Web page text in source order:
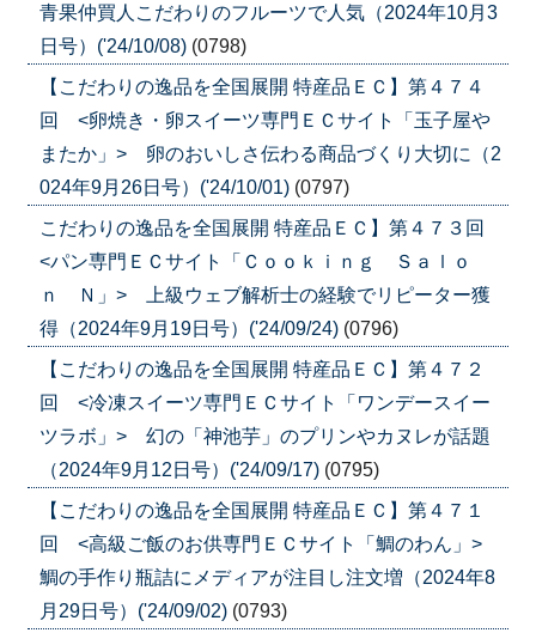
青果仲買人こだわりのフルーツで人気（2024年10月3
日号）('24/10/08) (0798)
【こだわりの逸品を全国展開 特産品ＥＣ】第４７４
回 <卵焼き・卵スイーツ専門ＥＣサイト「玉子屋や
またか」> 卵のおいしさ伝わる商品づくり大切に（2
024年9月26日号）('24/10/01) (0797)
こだわりの逸品を全国展開 特産品ＥＣ】第４７３回
<パン専門ＥＣサイト「Ｃｏｏｋｉｎｇ Ｓａｌｏ
ｎ Ｎ」> 上級ウェブ解析士の経験でリピーター獲
得（2024年9月19日号）('24/09/24) (0796)
【こだわりの逸品を全国展開 特産品ＥＣ】第４７２
回 <冷凍スイーツ専門ＥＣサイト「ワンデースイー
ツラボ」> 幻の「神池芋」のプリンやカヌレが話題
（2024年9月12日号）('24/09/17) (0795)
【こだわりの逸品を全国展開 特産品ＥＣ】第４７１
回 <高級ご飯のお供専門ＥＣサイト「鯛のわん」>
鯛の手作り瓶詰にメディアが注目し注文増（2024年8
月29日号）('24/09/02) (0793)